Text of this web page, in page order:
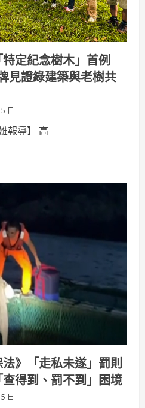
定紀念樹木」首例
見證綠建築與老樹共
日
報導】 高
》「走私未遂」罰則
得到、罰不到」困境
日